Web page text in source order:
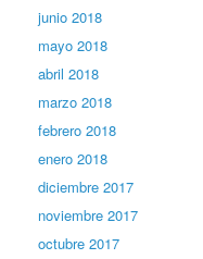
junio 2018
mayo 2018
abril 2018
marzo 2018
febrero 2018
enero 2018
diciembre 2017
noviembre 2017
octubre 2017